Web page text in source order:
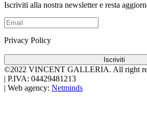
Iscriviti alla nostra newsletter e resta
Privacy Policy
Iscriviti
©2022 VINCENT GALLERIA. All right
P.IVA: 04429481213
Web agency: Netminds